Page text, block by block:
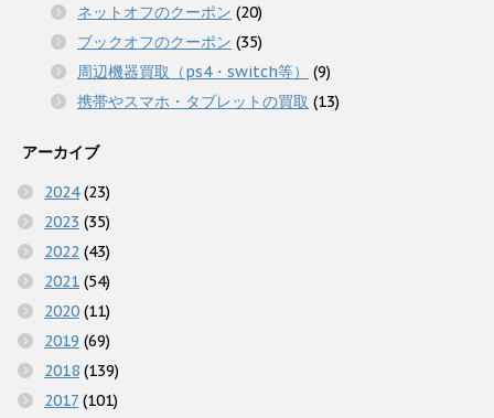
ネットオフのクーポン (20)
ブックオフのクーポン (35)
周辺機器買取（ps4・switch等）
(9)
携帯やスマホ・タブレットの買取 (13)
アーカイブ
2024(23)
2023 (35)
2022 (43)
2021 (54)
2020 (11)
2019 (69)
2018 (139)
2017 (101)